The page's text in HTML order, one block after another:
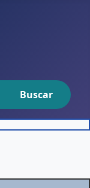
Buscar